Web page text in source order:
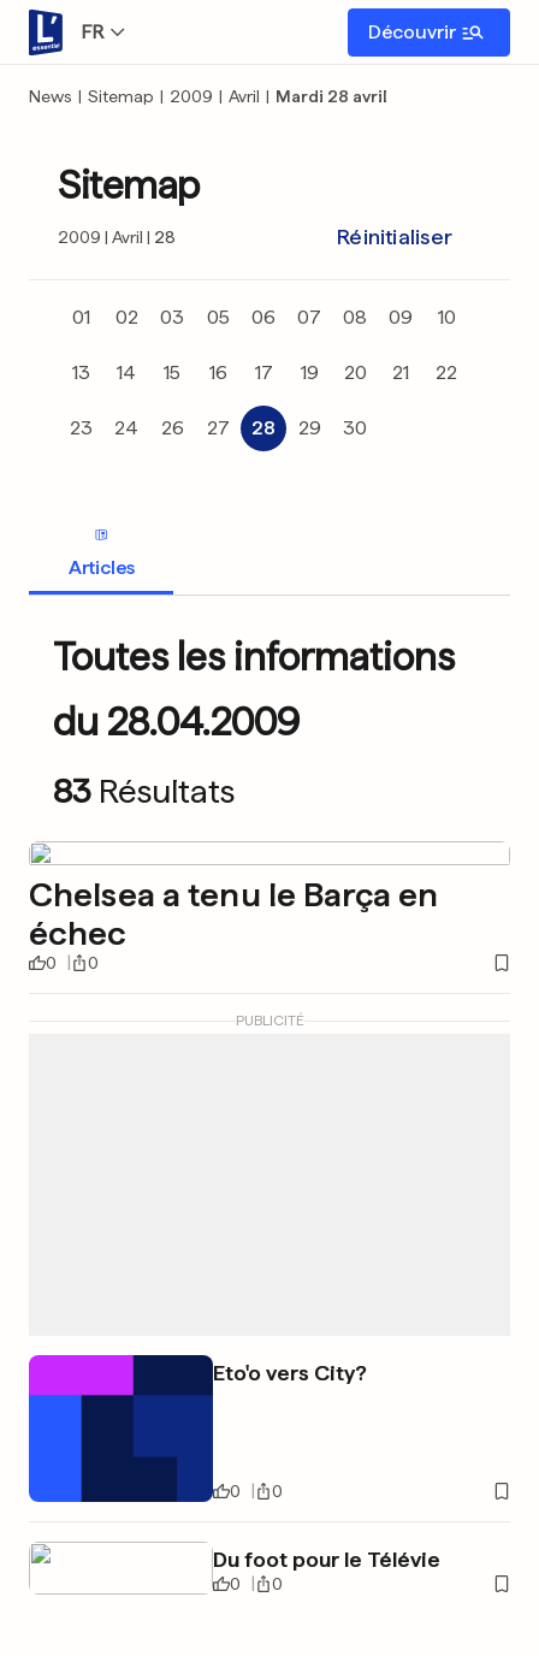
FR Découvrir
News | Sitemap | 2009 | Avril | Mardi 28 avril
Sitemap
2009 Avril 28 Réinitialiser
01 02 03 05 06 07 08 09 10
13 14 15 16 17 19 20 21 22
23 24 26 27 28 29 30
Articles
Toutes les informations
du 28.04.2009
83 Résultats
Chelsea a tenu le Barça en
échec
0 0
Eto'o vers City?
0 0
Du foot pour le Télévie
0 0
PUBLICITÉ